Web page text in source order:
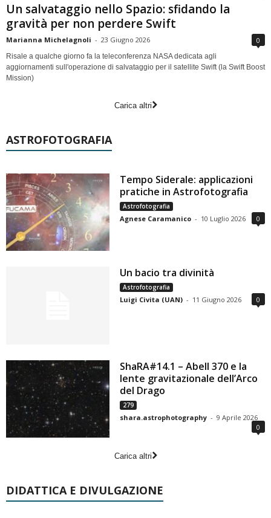
Un salvataggio nello Spazio: sfidando la
gravità per non perdere Swift
Marianna Michelagnoli - 23 Giugno 2026 0
Risale a qualche giorno fa la teleconferenza NASA dedicata agli
aggiornamenti sull'operazione di salvataggio per il satellite Swift (la Swift Boost
Mission)
Carica altri
ASTROFOTOGRAFIA
Tempo Siderale: applicazioni
pratiche in Astrofotografia
Astrofotografia
Agnese Caramanico - 10 Luglio 2026 0
Un bacio tra divinità
Astrofotografia
Luigi Civita (UAN) - 11 Giugno 2026 0
ShaRA#14.1 – Abell 370 e la
lente gravitazionale dell’Arco
del Drago
279
shara.astrophotography - 9 Aprile 2026
0
Carica altri
DIDATTICA E DIVULGAZIONE